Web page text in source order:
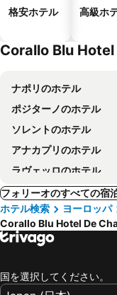
格安ホテル 高級ホ
Corallo Blu Hotel
ナポリのホテル
ポジターノのホテル
ソレントのホテル
アナカプリのホテル
ラヴェッロのホテル
フォリーオのすべての宿
ホテル検索
ヨーロッパ
Corallo Blu Hotel De
国を選択してください。